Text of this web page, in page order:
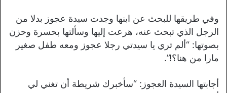
وفي طريقها للبحث عن ابنها وجدت سيدة عجوز بدلا من
الرجل الذي تبحث عنه، هرعت إليها وسألتها بحسرة وحزن
بصوتها: “ألم تري يا سيدتي رجلا عجوز ومعه طفل صغير
مارا من هنا؟!”.
أجابتها السيدة العجوز: “سأخبرك شريطة أن تغني لي